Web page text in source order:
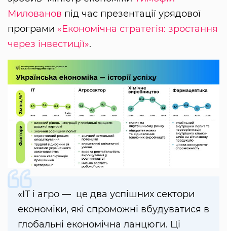
Милованов під час презентації урядової
програми «Економічна стратегія: зростання
через інвестиції».
«IT і агро — це два успішних сектори
економіки, які спроможні вбудуватися в
глобальні економічна ланцюги. Ці